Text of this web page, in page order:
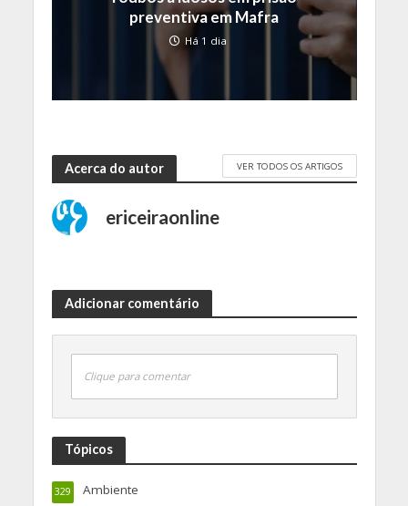
preventiva em Mafra
Há 1 dia
Acerca do autor VER TODOS OS ARTIGOS
ericeiraonline
Adicionar comentário
Clique para comentar
Tópicos
Ambiente
329